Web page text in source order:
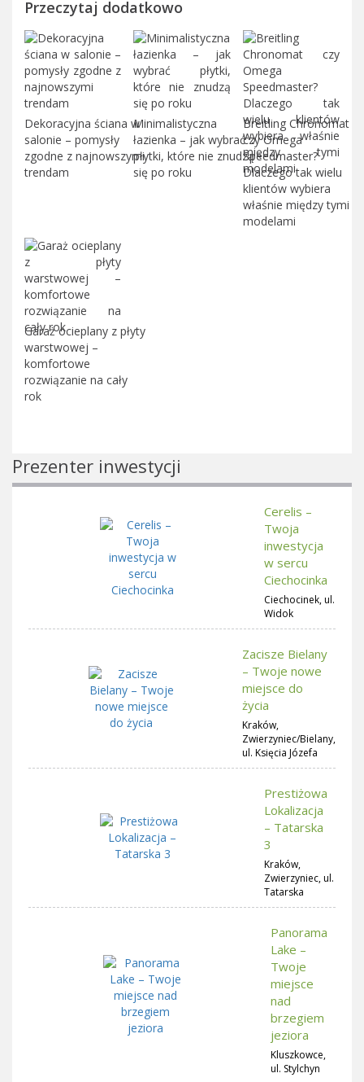
Przeczytaj dodatkowo
Dekoracyjna ściana w
salonie – pomysły
zgodne z najnowszymi
trendam
Minimalistyczna
łazienka – jak wybrać
płytki, które nie znudzą
się po roku
Breitling Chronomat
czy Omega
Speedmaster?
Dlaczego tak wielu
klientów wybiera
właśnie między tymi
modelami
Garaż ocieplany z płyty
warstwowej –
komfortowe
rozwiązanie na cały
rok
Prezenter inwestycji
Cerelis –
Twoja
inwestycja
w sercu
Ciechocinka
Ciechocinek, ul.
Widok
Zacisze Bielany
– Twoje nowe
miejsce do
życia
Kraków,
Zwierzyniec/Bielany,
ul. Księcia Józefa
Prestiżowa
Lokalizacja
– Tatarska
3
Kraków,
Zwierzyniec, ul.
Tatarska
Panorama
Lake –
Twoje
miejsce
nad
brzegiem
jeziora
Kluszkowce,
ul. Stylchyn